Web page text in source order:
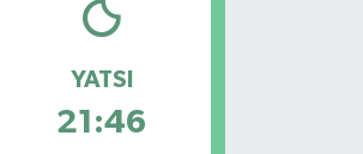
YATSI
21:46